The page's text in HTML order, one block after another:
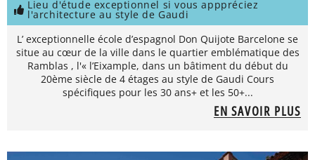
Lieu d'étude exceptionnel si vous apppréciez
l'architecture au style de Gaudi
L’ exceptionnelle école d’espagnol Don Quijote Barcelone se
situe au cœur de la ville dans le quartier emblématique des
Ramblas , l'« l’Eixample, dans un bâtiment du début du
20ème siècle de 4 étages au style de Gaudi Cours
spécifiques pour les 30 ans+ et les 50+...
EN SAVOIR PLUS